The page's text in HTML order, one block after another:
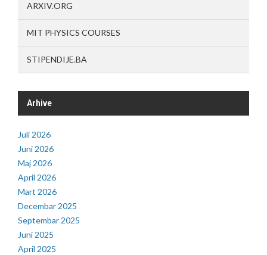
ARXIV.ORG
MIT PHYSICS COURSES
STIPENDIJE.BA
Arhive
Juli 2026
Juni 2026
Maj 2026
April 2026
Mart 2026
Decembar 2025
Septembar 2025
Juni 2025
April 2025